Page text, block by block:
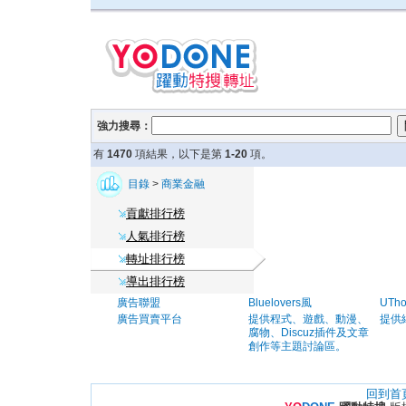
強力搜尋：
有 1470 項結果，以下是第 1-20 項。
目錄 > 商業金融
貢獻排行榜
人氣排行榜
轉址排行榜
導出排行榜
廣告聯盟
廣告買賣平台
Bluelovers風
提供程式、遊戲、動漫、
腐物、Discuz插件及文章
創作等主題討論區。
提供
回到首